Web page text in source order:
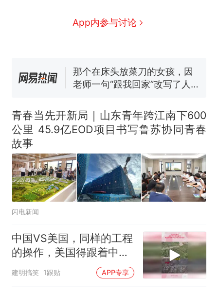
App内参与讨论
140多朵
美国渔民钓获鲨鱼徒手将其拽
生
笔试第一被第二名传话劝弃考
官方通报
么？
青春当先开新局｜山东青年跨江南下600
公里 45.9亿EOD项目书写鲁苏协同青春
故事
闪电新闻
中国VS美国，同样的工程
的操作，美国得跟着中国
的屁股后面追
建明搞笑 1跟贴 APP专享